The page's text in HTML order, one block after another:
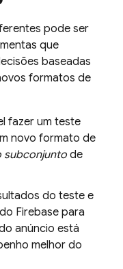
pode ser
que
baseadas
formatos de
fazer um teste
novo formato de
subconjunto de
do teste e
Firebase para
anúncio está
melhor do